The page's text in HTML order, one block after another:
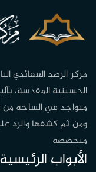
مركز الرصد العقائدي
الحسينية المقدسة،
متواجد في الساحة
ومن ثم كشفها والرد
متخصصة
الأبواب الرئيسية